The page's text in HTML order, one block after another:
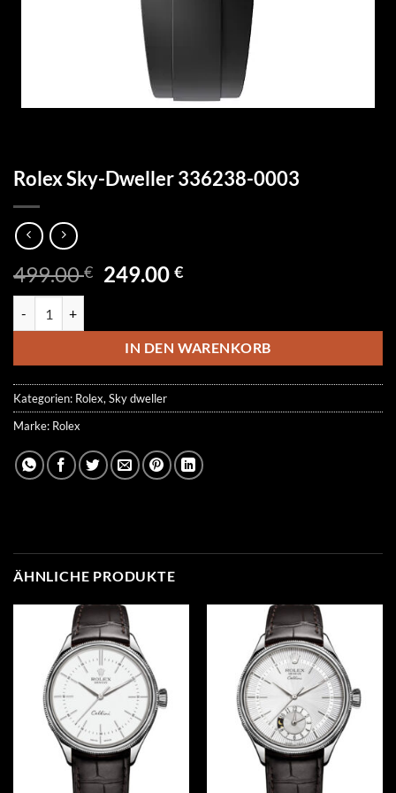
Rolex Sky-Dweller 336238-0003
499.00€ Ursprünglicher
499.00 €
249.00€Aktueller
249.00 €.
IN DEN WARENKORB
Kategorien: Rolex, Sky dweller
Marke: Rolex
ÄHNLICHE PRODUKTE